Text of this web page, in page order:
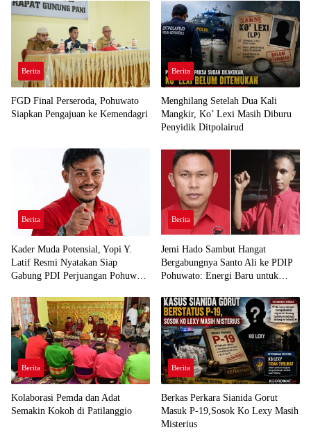
Berita
FGD Final Perseroda, Pohuwato
Siapkan Pengajuan ke Kemendagri
Berita
Menghilang Setelah Dua Kali
Mangkir, Ko’ Lexi Masih Diburu
Penyidik Ditpolairud
Berita
Kader Muda Potensial, Yopi Y.
Latif Resmi Nyatakan Siap
Gabung PDI Perjuangan Pohuwato
Berita
Jemi Hado Sambut Hangat
Bergabungnya Santo Ali ke PDIP
Pohuwato: Energi Baru untuk
Berita
Kolaborasi Pemda dan Adat
Semakin Kokoh di Patilanggio
Berita
Berkas Perkara Sianida Gorut
Masuk P-19,Sosok Ko Lexy Masih
Misterius